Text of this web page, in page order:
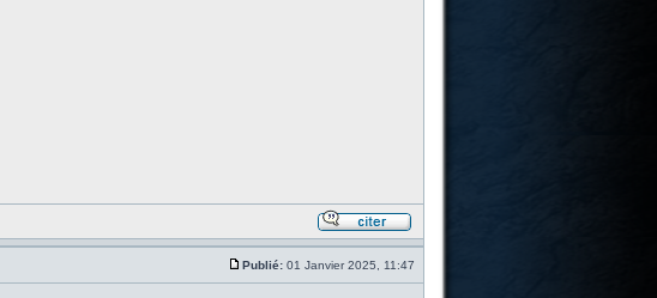
Publié:01 Janvier 2025, 11:47